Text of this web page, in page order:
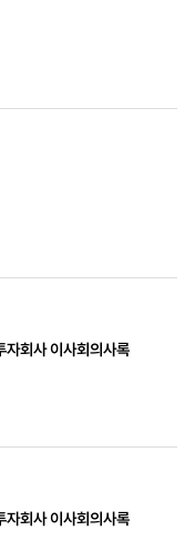
자회사 이사회의사록
자회사 이사회의사록